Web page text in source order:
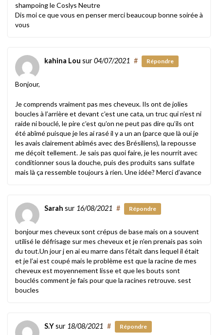
shampoing le Coslys Neutre
Dis moi ce que vous en penser merci beaucoup bonne soirée à
vous
kahina Lou sur04/07/2021 # Répondre
Bonjour,
Je comprends vraiment pas mes cheveux. Ils ont de jolies
boucles à l’arrière et devant c’est une cata, un truc qui n’est ni
raide ni bouclé, le pire c’est qu’on ne peut pas dire qu’ils ont
été abîmé puisque je les ai rasé il y a un an (parce que là oui je
les avais clairement abîmés avec des Brésiliens), la repousse
me déçoit tellement. Je sais pas quoi faire, je les nourrit avec
conditionner sous la douche, puis des produits sans sulfate
mais là ça ressemble toujours à rien. Une idée? Merci d’avance
Sarah sur 16/08/2021 # Répondre
bonjour mes cheveux sont crépus de base mais on a souvent
utilisé le défrisage sur mes cheveux et je n’en prenais pas soin
du tout.Un jour j en ai eu marre dans l’était dans lequel il était
et je l’ai est coupé mais le problème est que la racine de mes
cheveux est moyennement lisse et que les bouts sont
bouclés comment je fais pour que la racines retrouve. sest
boucles
S.Ysur 18/08/2021 # Répondre